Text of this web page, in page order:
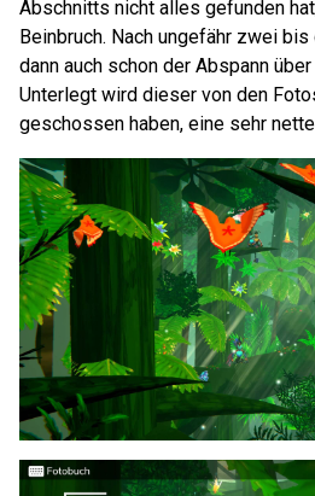
Abschnitts nicht alles gefunden
Beinbruch. Nach ungefähr zwei
dann auch schon der Abspann
Unterlegt wird dieser von den
geschossen haben, eine sehr